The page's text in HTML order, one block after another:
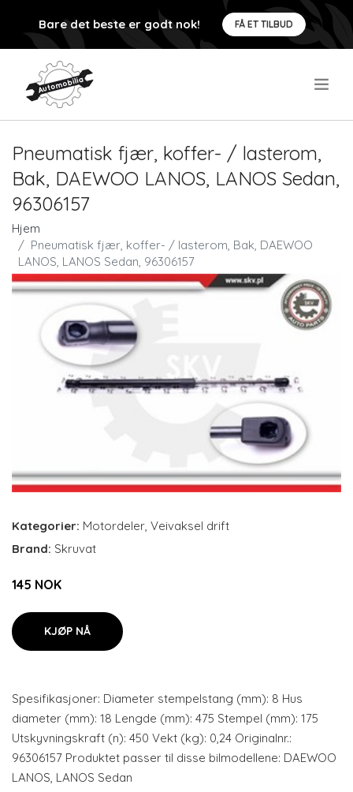
Bare det beste er godt nok! FÅ ET TILBUD
Pneumatisk fjær, koffer- / lasterom,
Bak, DAEWOO LANOS, LANOS Sedan,
96306157
Hjem
Pneumatisk fjær, koffer- / lasterom, Bak, DAEWOO
LANOS, LANOS Sedan, 96306157
Kategorier: Motordeler, Veivaksel drift
Brand: Skruvat
145 NOK
KJØP NÅ
Spesifikasjoner: Diameter stempelstang (mm): 8 Hus
diameter (mm): 18 Lengde (mm): 475 Stempel (mm): 175
Utskyvningskraft (n): 450 Vekt (kg): 0,24 Originalnr.:
96306157 Produktet passer til disse bilmodellene: DAEWOO
LANOS, LANOS Sedan